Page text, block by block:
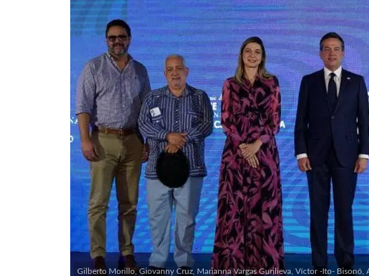
Gilberto Morillo, Giovanny Cruz, Marianna Vargas Gurilieva, Víctor -Ito- Bisonó,